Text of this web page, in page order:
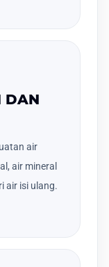
DAN
air
air mineral
air isi ulang.